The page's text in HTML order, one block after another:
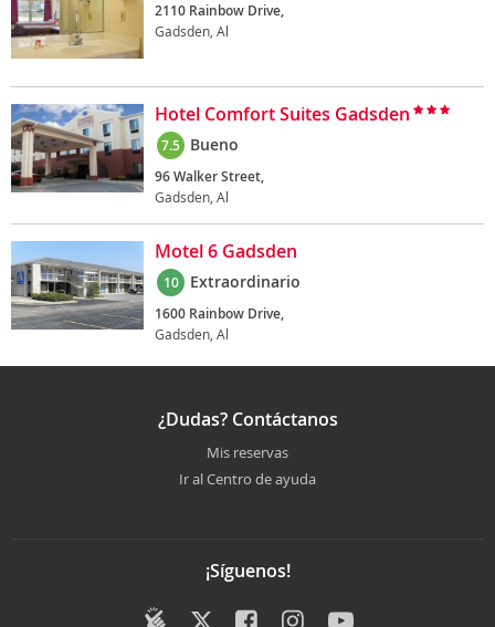
2110 Rainbow Drive,
Gadsden, Al
Hotel Comfort Suites Gadsden
7.5 Bueno
96 Walker Street,
Gadsden, Al
Motel 6 Gadsden
10 Extraordinario
1600 Rainbow Drive,
Gadsden, Al
¿Dudas? Contáctanos
Mis reservas
Ir al Centro de ayuda
¡Síguenos!